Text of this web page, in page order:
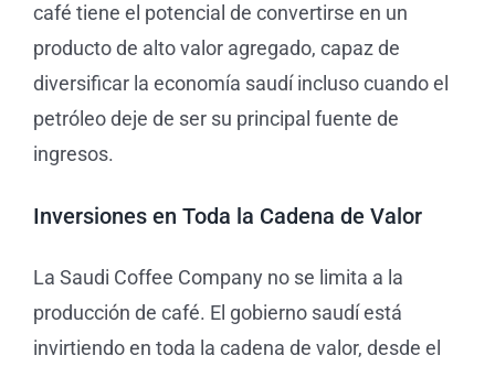
café tiene el potencial de convertirse en un
producto de alto valor agregado, capaz de
diversificar la economía saudí incluso cuando el
petróleo deje de ser su principal fuente de
ingresos.
Inversiones en Toda la Cadena de Valor
La Saudi Coffee Company no se limita a la
producción de café. El gobierno saudí está
invirtiendo en toda la cadena de valor, desde el